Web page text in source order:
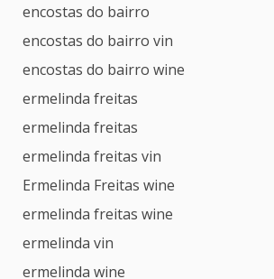
encostas do bairro
encostas do bairro vin
encostas do bairro wine
ermelinda freitas
ermelinda freitas
ermelinda freitas vin
Ermelinda Freitas wine
ermelinda freitas wine
ermelinda vin
ermelinda wine